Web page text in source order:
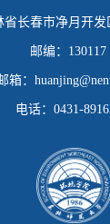
省长春市净月开发
邮编：
箱：
电话： 0431-